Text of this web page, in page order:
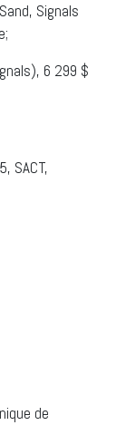
Signals
6 299 $
SACT,
de